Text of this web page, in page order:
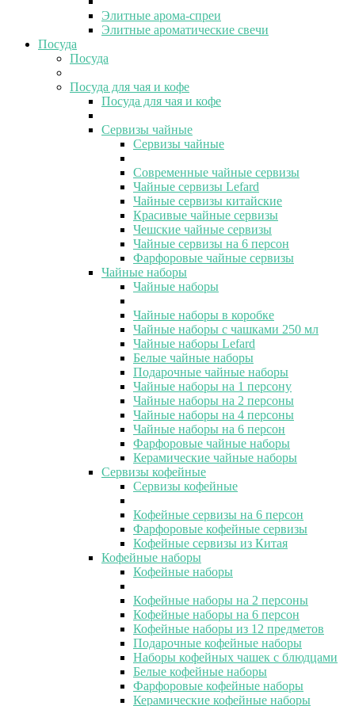
Элитные арома-спреи
Элитные ароматические свечи
Посуда
Посуда
Посуда для чая и кофе
Посуда для чая и кофе
Сервизы чайные
Сервизы чайные
Современные чайные сервизы
Чайные сервизы Lefard
Чайные сервизы китайские
Красивые чайные сервизы
Чешские чайные сервизы
Чайные сервизы на 6 персон
Фарфоровые чайные сервизы
Чайные наборы
Чайные наборы
Чайные наборы в коробке
Чайные наборы с чашками 250 мл
Чайные наборы Lefard
Белые чайные наборы
Подарочные чайные наборы
Чайные наборы на 1 персону
Чайные наборы на 2 персоны
Чайные наборы на 4 персоны
Чайные наборы на 6 персон
Фарфоровые чайные наборы
Керамические чайные наборы
Сервизы кофейные
Сервизы кофейные
Кофейные сервизы на 6 персон
Фарфоровые кофейные сервизы
Кофейные сервизы из Китая
Кофейные наборы
Кофейные наборы
Кофейные наборы на 2 персоны
Кофейные наборы на 6 персон
Кофейные наборы из 12 предметов
Подарочные кофейные наборы
Наборы кофейных чашек с блюдцами
Белые кофейные наборы
Фарфоровые кофейные наборы
Керамические кофейные наборы